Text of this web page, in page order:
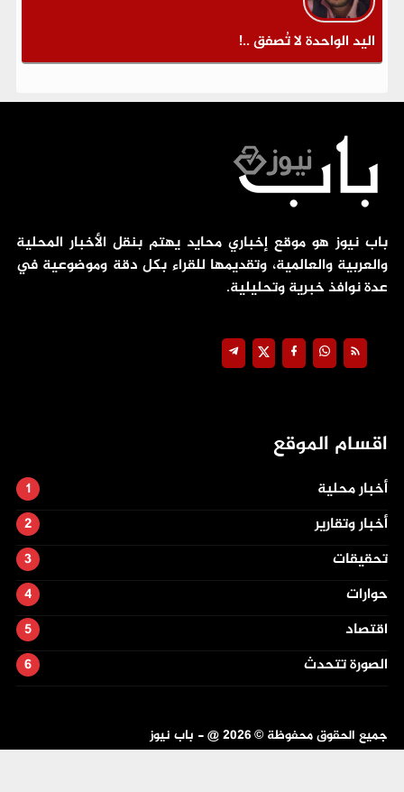
اليد الواحدة لا تُصفق ..!
باب نيوز هو موقع إخباري محايد يهتم بنقل الأخبار المحلية
والعربية والعالمية، وتقديمها للقراء بكل دقة وموضوعية في
عدة نوافذ خبرية وتحليلية.
اقسام الموقع
أخبار محلية
أخبار وتقارير
تحقيقات
حوارات
اقتصاد
الصورة تتحدث
جميع الحقوق محفوظة ©2026@ - باب نيوز